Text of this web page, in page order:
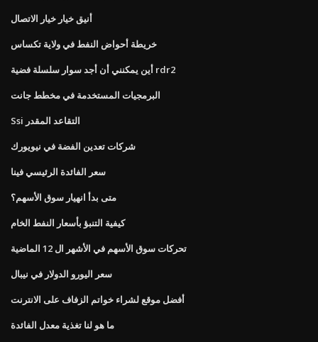
أنيق خيار خيار الاتصال
خريطة أحواض النفط في ولاية تكساس
أين يمكنني أن أجد سوار سلسلة فضية rdr2
البرمجيات المستخدمة في مخطط جانت
Ssi التقاعد المقدر
شركات تعدين الفضة في نيويورك
سعر الفائدة الرئيسي فينا
متى بدأ انهيار سوق الأسهم؟
كيفية التنبؤ بأسعار النفط الخام
تحركات سوق الأسهم في الأشهر ال 12 الماضية
سعر اليورو الدولار في نيبال
أفضل موقع لشراء خواتم الزفاف على الانترنت
ما هو لنا تغذية معدل الفائدة